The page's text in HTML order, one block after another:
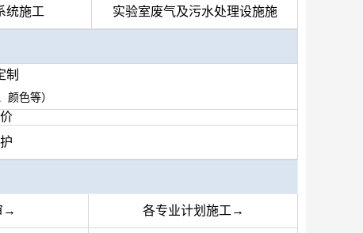
统施工 实验室废气及污水处理设施施
制
颜色等）
→ 各专业计划施工→